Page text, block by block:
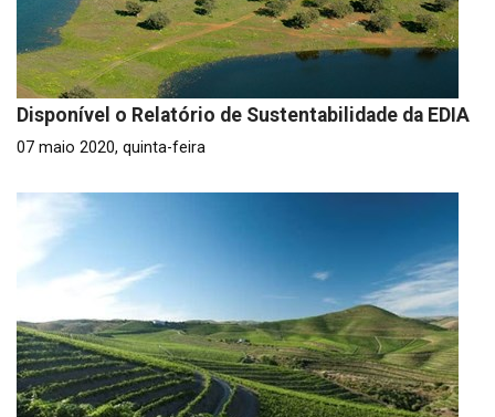
Disponível o Relatório de Sustentabilidade da EDIA
07 maio 2020, quinta-feira